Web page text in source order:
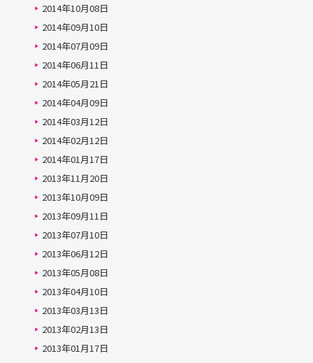
2014年10月08日
2014年09月10日
2014年07月09日
2014年06月11日
2014年05月21日
2014年04月09日
2014年03月12日
2014年02月12日
2014年01月17日
2013年11月20日
2013年10月09日
2013年09月11日
2013年07月10日
2013年06月12日
2013年05月08日
2013年04月10日
2013年03月13日
2013年02月13日
2013年01月17日